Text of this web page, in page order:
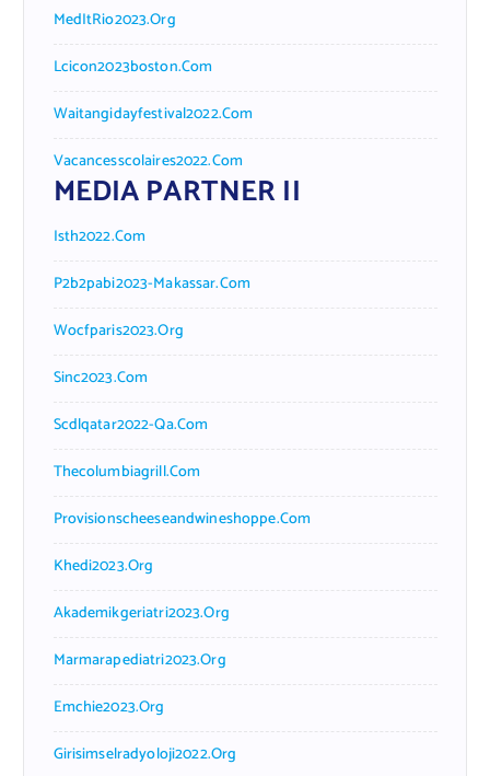
MedItRio2023.org
Lcicon2023boston.com
Waitangidayfestival2022.com
Vacancesscolaires2022.com
MEDIA PARTNER II
Isth2022.com
P2b2pabi2023-Makassar.com
Wocfparis2023.org
Sinc2023.com
Scdlqatar2022-Qa.com
Thecolumbiagrill.com
Provisionscheeseandwineshoppe.com
Khedi2023.org
Akademikgeriatri2023.org
Marmarapediatri2023.org
Emchie2023.org
Girisimselradyoloji2022.org